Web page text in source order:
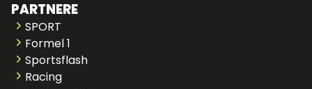
PARTNERE
SPORT
Formel 1
Sportsflash
Racing